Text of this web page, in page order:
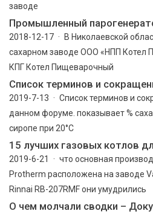
заводе
Промышленный
2018-12-17 · В Николаевской
сахарном заводе ООО «НПП Котел
КПГ Котел Пищеварочный
Список терминов и
2019-7-13 · Список терминов и
данном форуме. показывает %
сиропе при 20°С
15 лучших газовых котлов
2019-6-21 · что основная
Protherm расположена на заводе
Rinnai RB-207RMF они умудрились
О чем молчали сводки –